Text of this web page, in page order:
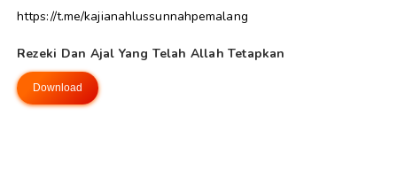
https://t.me/kajianahlussunnahpemalang
Rezeki Dan Ajal Yang Telah Allah Tetapkan
Download